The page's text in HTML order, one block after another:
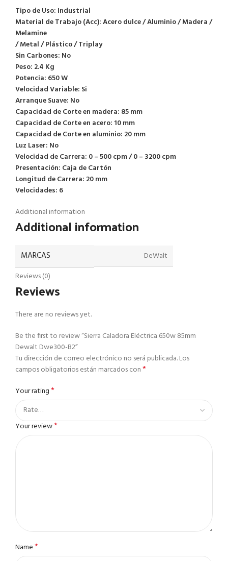
Tipo de Uso: Industrial
Material de Trabajo (Acc): Acero dulce / Aluminio / Madera /
Melamine
/ Metal / Plástico / Triplay
Sin Carbones: No
Peso: 2.4 Kg
Potencia: 650 W
Velocidad Variable: Si
Arranque Suave: No
Capacidad de Corte en madera: 85 mm
Capacidad de Corte en acero: 10 mm
Capacidad de Corte en aluminio: 20 mm
Luz Laser: No
Velocidad de Carrera: 0 – 500 cpm / 0 – 3200 cpm
Presentación: Caja de Cartón
Longitud de Carrera: 20 mm
Velocidades: 6
Additional information
Additional information
MARCAS
DeWalt
Reviews (0)
Reviews
There are no reviews yet.
Be the first to review “Sierra Caladora Eléctrica 650w 85mm
Dewalt Dwe300-B2”
Tu dirección de correo electrónico no será publicada.Los
campos obligatorios están marcados con*
Your rating*
Your review*
Name*